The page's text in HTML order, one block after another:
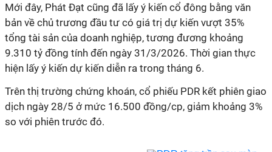
Mới đây, Phát Đạt cũng đã lấy ý kiến cổ đông bằng văn
bản về chủ trương đầu tư có giá trị dự kiến vượt 35%
tổng tài sản của doanh nghiệp, tương đương khoảng
9.310 tỷ đồng tính đến ngày 31/3/2026. Thời gian thực
hiện lấy ý kiến dự kiến diễn ra trong tháng 6.
Trên thị trường chứng khoán, cổ phiếu PDR kết phiên giao
dịch ngày 28/5 ở mức 16.500 đồng/cp, giảm khoảng 3%
so với phiên trước đó.